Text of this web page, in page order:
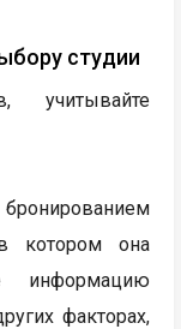
студии
учитывайте
котором она
информацию
факторах,